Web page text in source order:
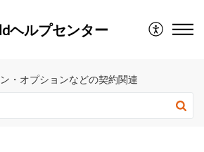
ヘルプセンター
・オプションなどの契約関連